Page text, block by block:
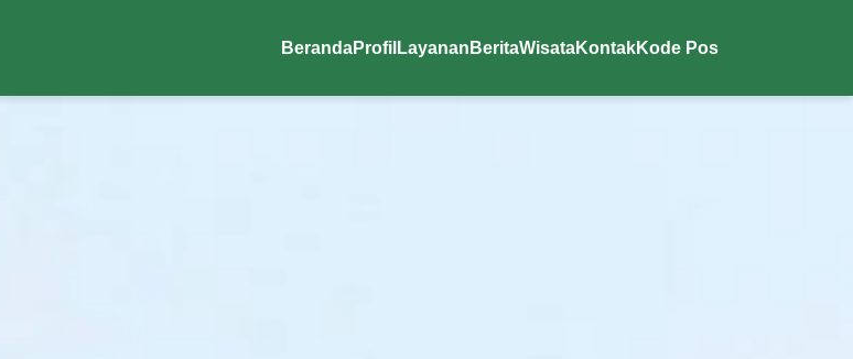
BerandaProfil Layanan BeritaWisataKontakKode Pos